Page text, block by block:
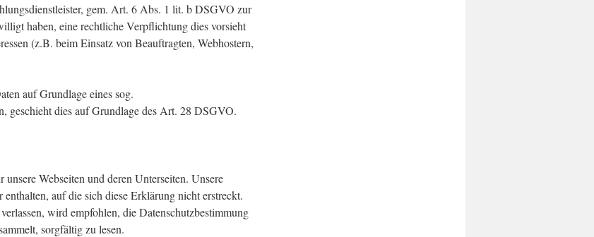
gem. Art. 6 Abs. 1 lit. b DSGVO zur
haben, eine rechtliche Verpflichtung dies vorsieht
(z.B. beim Einsatz von Beauftragten, Webhostern,
auf Grundlage eines sog.
geschieht dies auf Grundlage des Art. 28 DSGVO.
Webseiten und deren Unterseiten. Unsere
auf die sich diese Erklärung nicht erstreckt.
wird empfohlen, die Datenschutzbestimmung
sorgfältig zu lesen.